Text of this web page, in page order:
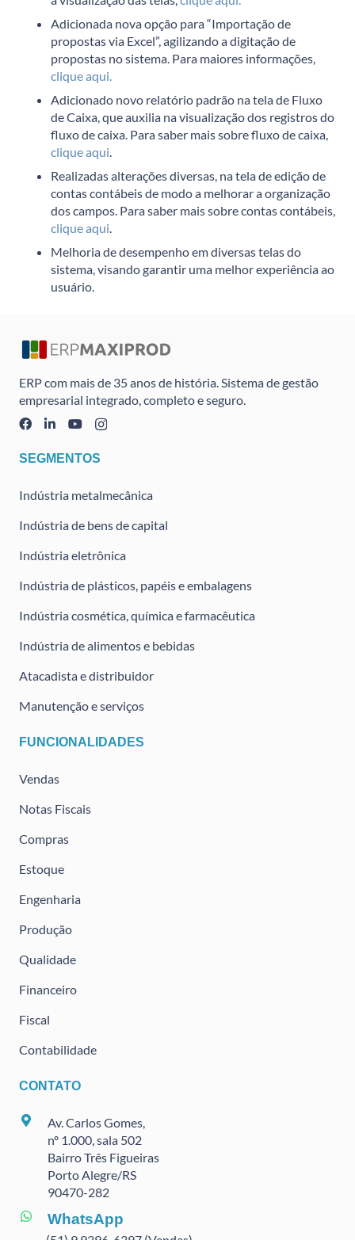
Adicionada nova opção para “Importação de
propostas via Excel”, agilizando a digitação de
propostas no sistema. Para maiores informações,
clique aqui.
Adicionado novo relatório padrão na tela de Fluxo
de Caixa, que auxilia na visualização dos registros do
fluxo de caixa. Para saber mais sobre fluxo de caixa,
clique aqui
Realizadas alterações diversas, na tela de edição de
contas contábeis de modo a melhorar a organização
dos campos. Para saber mais sobre contas contábeis,
clique aqui
Melhoria de desempenho em diversas telas do
sistema, visando garantir uma melhor experiência ao
usuário.
ERP com mais de 35 anos de história. Sistema de gestão
empresarial integrado, completo e seguro.
SEGMENTOS
Indústria metalmecânica
Indústria de bens de capital
Indústria eletrônica
Indústria de plásticos, papéis e embalagens
Indústria cosmética, química e farmacêutica
Indústria de alimentos e bebidas
Atacadista e distribuidor
Manutenção e serviços
FUNCIONALIDADES
Vendas
Notas Fiscais
Compras
Estoque
Engenharia
Produção
Qualidade
Financeiro
Fiscal
Contabilidade
CONTATO
Av. Carlos Gomes,
nº 1.000, sala 502
Bairro Três Figueiras
Porto Alegre/RS
90470-282
WhatsApp